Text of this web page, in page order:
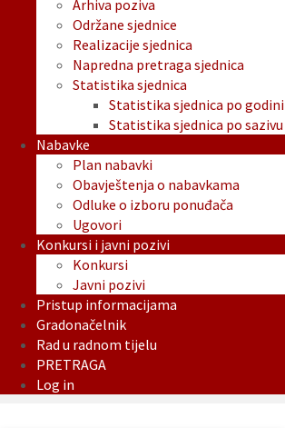
Arhiva poziva
Održane sjednice
Realizacije sjednica
Napredna pretraga sjednica
Statistika sjednica
Statistika sjednica po godini
Statistika sjednica po sazivu
Nabavke
Plan nabavki
Obavještenja o nabavkama
Odluke o izboru ponuđača
Ugovori
Konkursi i javni pozivi
Konkursi
Javni pozivi
Pristup informacijama
Gradonačelnik
Rad u radnom tijelu
PRETRAGA
Log in